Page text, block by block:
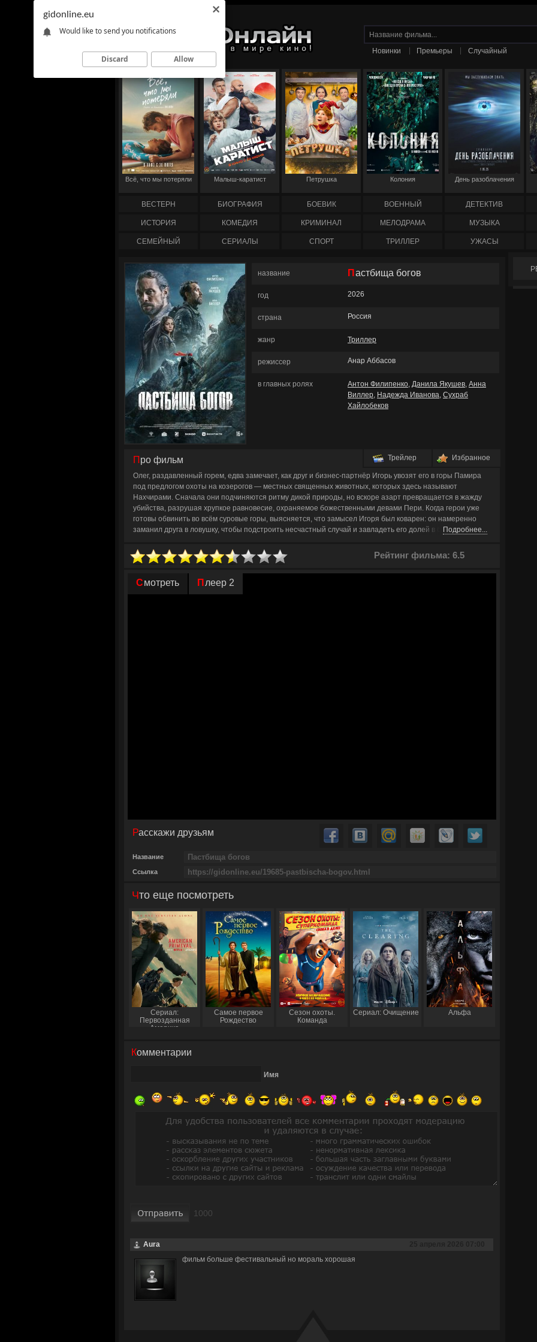
Новинки Премьеры Случайный
Всё, что мы потеряли Малыш-каратист Петрушка Колония День разоблачения
ВЕСТЕРН БИОГРАФИЯ БОЕВИК ВОЕННЫЙ ДЕТЕКТИВ
ИСТОРИЯ КОМЕДИЯ КРИМИНАЛ МЕЛОДРАМА МУЗЫКА
СЕМЕЙНЫЙ СЕРИАЛЫ СПОРТ ТРИЛЛЕР УЖАСЫ
название Пастбища богов
год 2026
страна Россия
жанр Триллер
режиссер Анар Аббасов
в главных ролях Антон Филипенко, Данила Якушев, Анна
Виллер, Надежда Иванова, Сухраб
Хайлобеков
Трейлер Избранное
Про фильм
Олег, раздавленный горем, едва замечает, как друг и бизнес-партнёр Игорь увозят его в горы Памира
под предлогом охоты на козерогов — местных священных животных, которых здесь называют
Нахчирами. Сначала они подчиняются ритму дикой природы, но вскоре азарт превращается в жажду
убийства, разрушая хрупкое равновесие, охраняемое божественными девами Пери. Когда герои уже
готовы обвинить во всём суровые горы, выясняется, что замысел Игоря был коварен: он намеренно
заманил друга в ловушку, чтобы подстроить несчастный случай и завладеть его долей в бизнесе. В
Привычные роли меняются: охотники сами становятся добычей. Настоящая угроза исходит не от
хищников или природы, а от того, кто считался самым близким человеком. Участники экспедиции гибнут
один за другим. Олегу предстоит не только выжить в схватке с предательством, но и пройти через
духовное очищение в горах, где первозданная природа становится ареной безжалостного возмездия.
Подробнее...
Рейтинг фильма: 6.5
Смотреть Плеер 2
Расскажи друзьям
Название
Ссылка
Что еще посмотреть
Сериал:
Первозданная
Америка
Самое первое
Рождество
Сезон охоты.
Команда
Сериал: Очищение Альфа
Комментарии
Имя
Aura
фильм больше фестивальный но мораль хорошая
gidonline.eu
Would like to send you notifications
Discard Allow